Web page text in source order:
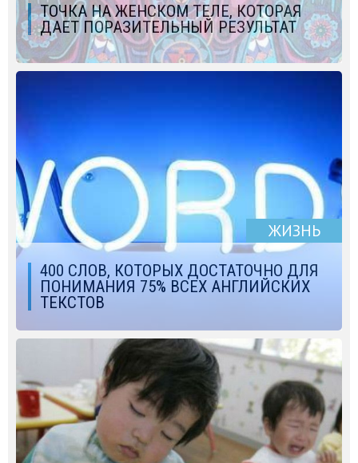
ТОЧКА НА ЖЕНСКОМ ТЕЛЕ, КОТОРАЯ
ДАЕТ ПОРАЗИТЕЛЬНЫЙ РЕЗУЛЬТАТ
ЖИЗНЬ
400 СЛОВ, КОТОРЫХ ДОСТАТОЧНО ДЛЯ
ПОНИМАНИЯ 75% ВСЕХ АНГЛИЙСКИХ
ТЕКСТОВ